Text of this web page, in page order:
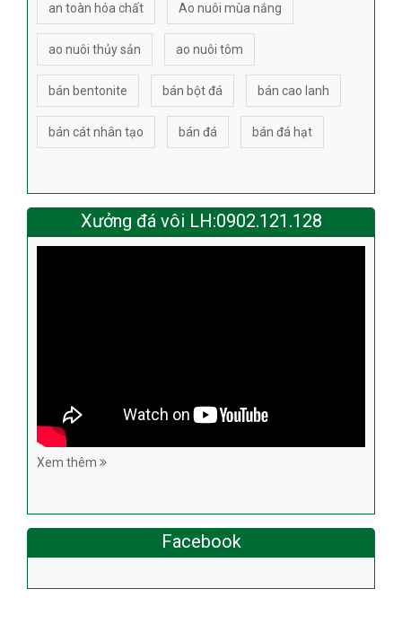
an toàn hóa chất Ao nuôi mùa nắng
ao nuôi thủy sản ao nuôi tôm
bán bentonite bán bột đá bán cao lanh
bán cát nhân tạo bán đá bán đá hạt
Xưởng đá vôi LH:0902.121.128
Xem thêm
Facebook